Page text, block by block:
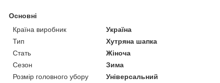
Основні
Країна виробник
Україна
Тип
Хутряна шапка
Стать
Жіноча
Сезон
Зима
Розмір головного убору
Універсальний